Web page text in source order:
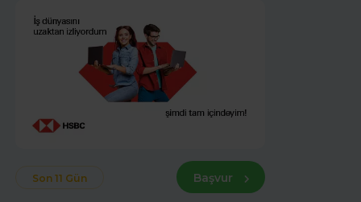
Son 11 Gün Başvur